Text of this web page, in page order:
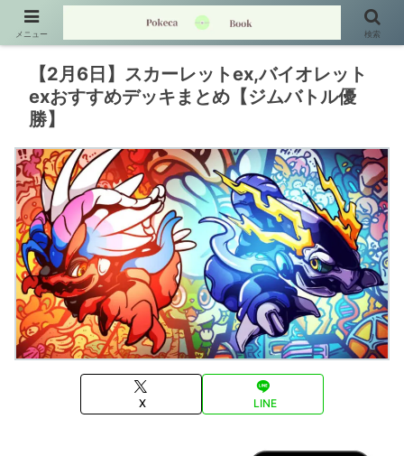
【2月6日】スカーレットex,バイオレット
exおすすめデッキまとめ【ジムバトル優
勝】
X LINE
メニュー 検索